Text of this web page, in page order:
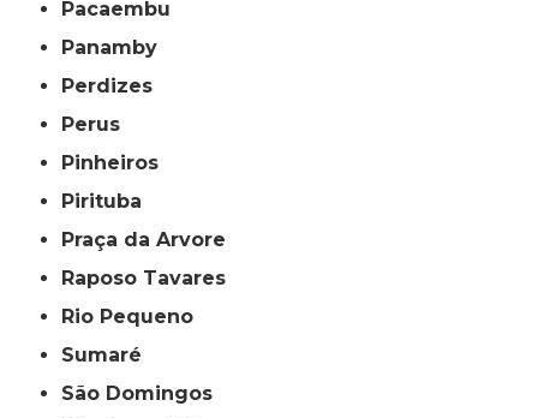
Pacaembu
Panamby
Perdizes
Perus
Pinheiros
Pirituba
Praça da Arvore
Raposo Tavares
Rio Pequeno
Sumaré
São Domingos